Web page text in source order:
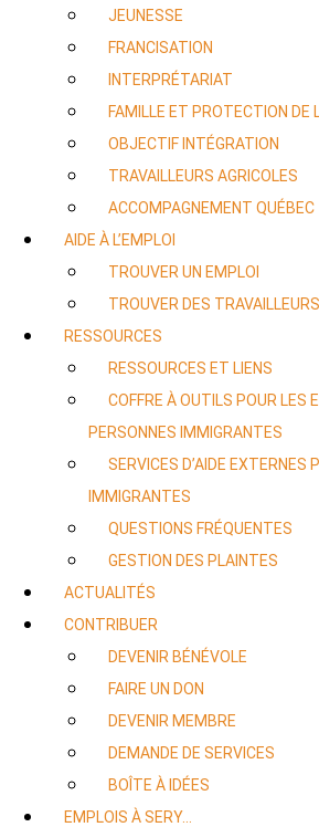
JEUNESSE
FRANCISATION
INTERPRÉTARIAT
FAMILLE ET PROTECTION DE
OBJECTIF INTÉGRATION
TRAVAILLEURS AGRICOLES
ACCOMPAGNEMENT QUÉBEC
AIDE À L’EMPLOI
TROUVER UN EMPLOI
TROUVER DES TRAVAILLEURS
RESSOURCES
RESSOURCES ET LIENS
COFFRE À OUTILS POUR LES
PERSONNES IMMIGRANTES
SERVICES D’AIDE EXTERNES
IMMIGRANTES
QUESTIONS FRÉQUENTES
GESTION DES PLAINTES
ACTUALITÉS
CONTRIBUER
DEVENIR BÉNÉVOLE
FAIRE UN DON
DEVENIR MEMBRE
DEMANDE DE SERVICES
BOÎTE À IDÉES
EMPLOIS À SERY…